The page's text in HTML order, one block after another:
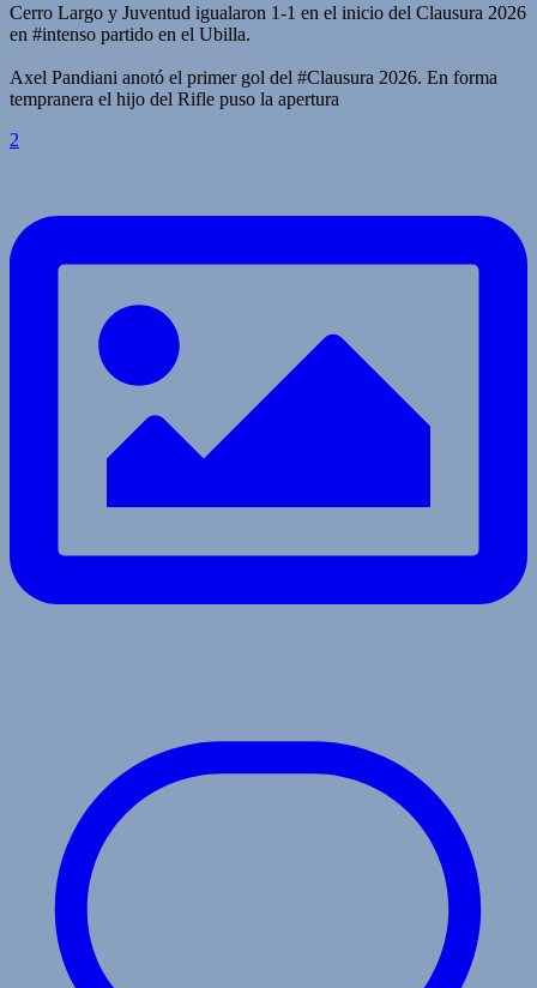
Cerro Largo y Juventud igualaron 1-1 en el inicio del Clausura 2026
en #intenso partido en el Ubilla.
Axel Pandiani anotó el primer gol del #Clausura 2026. En forma
tempranera el hijo del Rifle puso la apertura
2